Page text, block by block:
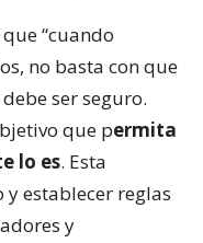
“cuando
no basta con que
ser seguro.
que permita
lo es. Esta
y establecer reglas
y